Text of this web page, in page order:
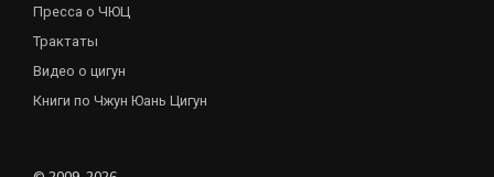
Пресса о ЧЮЦ
Трактаты
Видео о цигун
Книги по Чжун Юань Цигун